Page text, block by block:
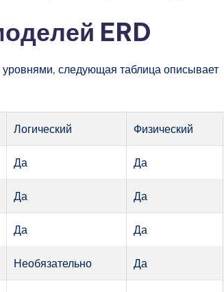
ERD
следующая таблица описывает
Логический Физический
Да Да
Да Да
Да Да
Необязательно Да